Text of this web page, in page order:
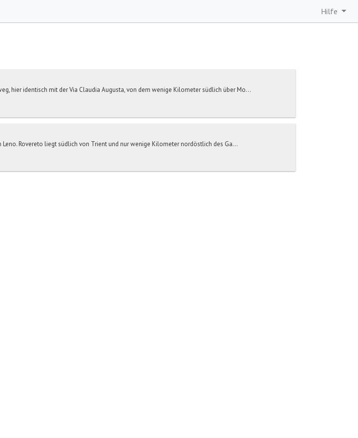
Hilfe
hier identisch mit der Via Claudia Augusta, von dem wenige Kilometer südlich über Mo...
Rovereto liegt südlich von Trient und nur wenige Kilometer nordöstlich des Ga...